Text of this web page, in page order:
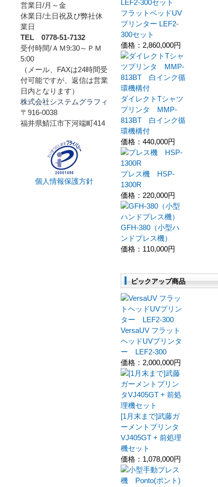
フラットベッドUV
プリンター LEF2-
300セット
価格： 2,860,000円
ダイレクトTシャツ
プリンタ MMP-
813BT 白インク循
環機構付
価格： 440,000円
プレス機 HSP-
1300R
価格： 220,000円
GFH-380（小型ハ
ンドプレス機）
価格： 110,000円
ピックアップ商品
VersaUV フラット
ヘッドUVプリンタ
ー LEF2-300
価格： 2,000,000円
[1月末まで]武藤ガ
ーメントプリンタ
VJ405GT + 前処理
機セット
価格： 1,078,000円
営業日/月～金
休業日/土日祝及び弊社休
業日
TEL 0778-51-7132
受付時間/ＡＭ9:30～ＰＭ
5:00
（メール、FAXは24時間受
付可能ですが、返信は営業
日内となります）
株式会社システムグラフィ
〒916-0038
福井県鯖江市下河端町414
個人情報保護方針